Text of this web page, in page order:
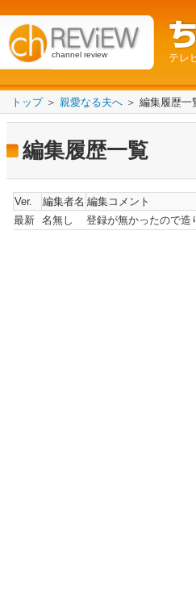
channel review テレ
トップ＞ 親愛なる夫へ ＞ 編集履歴一
編集履歴一覧
Ver. 編集者名 編集コメント
最新 名無し 登録が無かったので造